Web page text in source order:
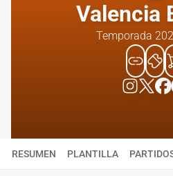
Valencia
Temporada
RESUMEN PLANTILLA